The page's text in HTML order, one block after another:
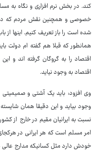
کند. در بخش نرم افزاری و نگاه به
خصوصی و همچنین نقش مردم که در
شده است را باز تعریف کنیم. اینها از
اقتصاد را به گروگان گرفته اند و
اقتصاد به وجود نیاید.
وی افزود: باید یک آشتی و
وجود بیاید و این دقیقا همان
نسبت به ایرانیان مقیم در خارج از
امر مسلم است که هر ایرانی در
خودش دارد مثل کسانیکه مدارج عالی